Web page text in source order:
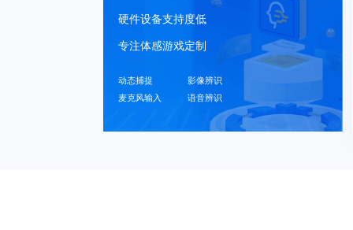
硬件设备支持度低
专注体感游戏定制
动态捕捉
影像辨识
麦克风输⼊
语⾳辨识